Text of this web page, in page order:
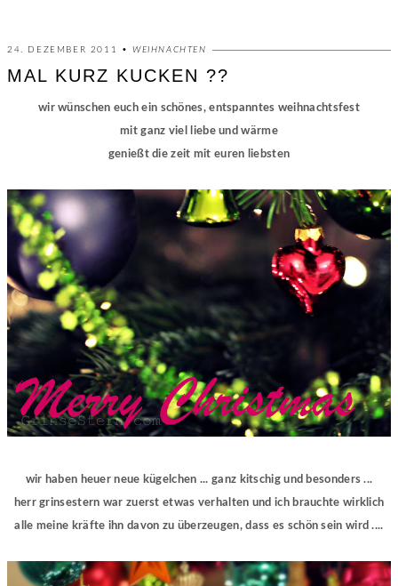
24. DEZEMBER 2011 • WEIHNACHTEN
MAL KURZ KUCKEN ??
wir wünschen euch ein schönes, entspanntes weihnachtsfest
mit ganz viel liebe und wärme
genießt die zeit mit euren liebsten
wir haben heuer neue kügelchen ... ganz kitschig und besonders ...
herr grinsestern war zuerst etwas verhalten und ich brauchte wirklich
alle meine kräfte ihn davon zu überzeugen, dass es schön sein wird ....